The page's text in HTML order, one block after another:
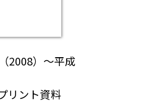
2008）～平成
リント資料